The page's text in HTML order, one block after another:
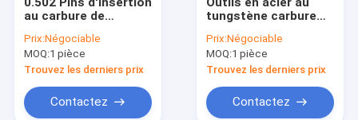
au carbure de
matériau super dur
pour moules mobiles
Prix:Négociable
MOQ:1 pièce
Trouvez les derniers prix
Contactez
tungstène carbure
de carbure de
tungstène
Prix:Négociable
MOQ:1 pièce
Trouvez les derniers prix
Contactez